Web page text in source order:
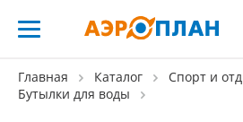
Главная Каталог
Спорт и
Бутылки для воды